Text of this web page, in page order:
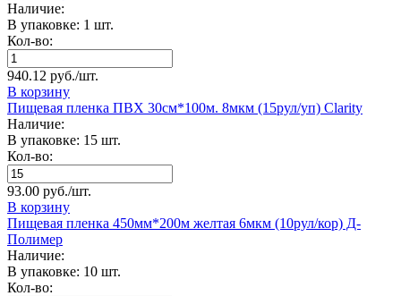
Наличие:
В упаковке: 1 шт.
Кол-во:
940.12 руб./шт.
В корзину
Пищевая пленка ПВХ 30см*100м. 8мкм (15рул/уп) Clarity
Наличие:
В упаковке: 15 шт.
Кол-во:
93.00 руб./шт.
В корзину
Пищевая пленка 450мм*200м желтая 6мкм (10рул/кор) Д-
Полимер
Наличие:
В упаковке: 10 шт.
Кол-во: